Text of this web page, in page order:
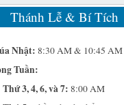
Thánh Lễ & Bí Tích
Nhật: 8:30 AM & 10:45 AM
Tuần:
Thứ 3, 4, 6, và 7: 8:00 AM